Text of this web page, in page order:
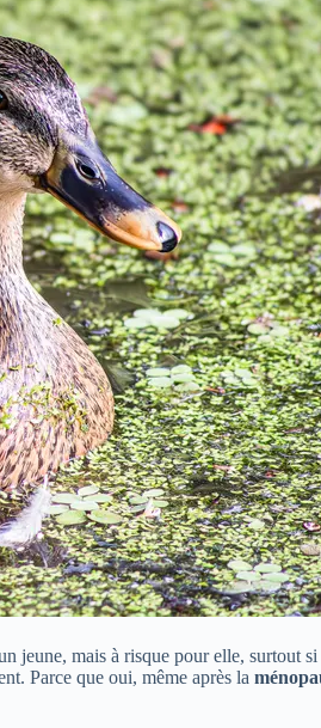
jeune, mais à risque pour elle, surtout
Parce que oui, même après la